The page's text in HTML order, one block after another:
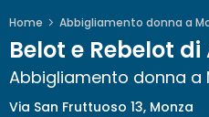
Home Abbigliamento donna a
Belot e Rebelot
Abbigliamento donna a
Via San Fruttuoso 13, Monza